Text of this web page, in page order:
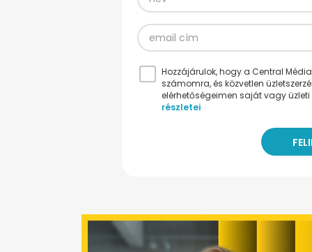
Hozzájárulok, hogy a Central
számomra, és közvetlen
elérhetőségeimen saját vagy
részletei